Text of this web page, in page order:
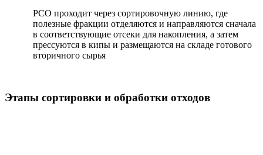
РСО проходит через сортировочную линию, где
полезные фракции отделяются и направляются сначала
в соответствующие отсеки для накопления, а затем
прессуются в кипы и размещаются на складе готового
вторичного сырья
Этапы сортировки и обработки отходов